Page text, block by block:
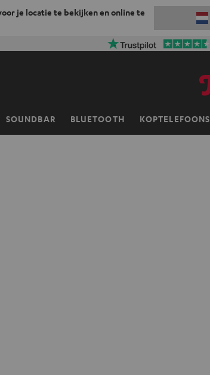
je locatie te bekijken en online te
SOUNDBAR BLUETOOTH KOPTELEFOONS